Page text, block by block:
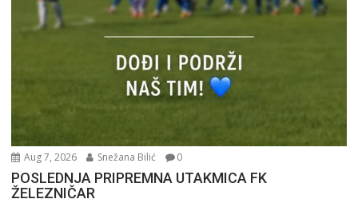
Aug 7, 2026 Snežana Bilić 0
POSLEDNJA PRIPREMNA UTAKMICA FK
ŽELEZNIČAR